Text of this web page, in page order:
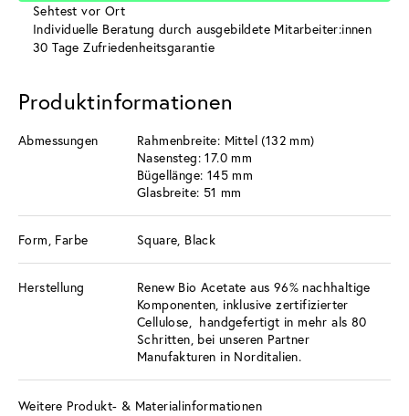
Sehtest vor Ort
Individuelle Beratung durch ausgebildete Mitarbeiter:innen
30 Tage Zufriedenheitsgarantie
Produktinformationen
Abmessungen
Rahmenbreite: Mittel (132 mm)
Nasensteg: 17.0 mm
Bügellänge: 145 mm
Glasbreite: 51 mm
Form, Farbe Square, Black
Herstellung
Renew Bio Acetate aus 96% nachhaltige
Komponenten, inklusive zertifizierter
Cellulose, handgefertigt in mehr als 80
Schritten, bei unseren Partner
Manufakturen in Norditalien.
Weitere Produkt- & Materialinformationen